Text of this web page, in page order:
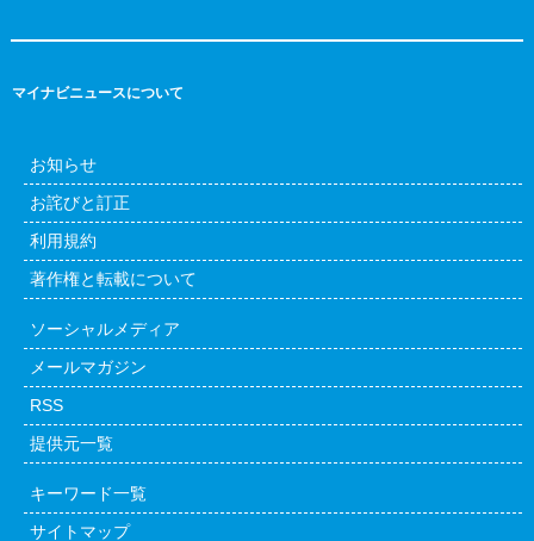
マイナビニュースについて
お知らせ
お詫びと訂正
利用規約
著作権と転載について
ソーシャルメディア
メールマガジン
RSS
提供元一覧
キーワード一覧
サイトマップ